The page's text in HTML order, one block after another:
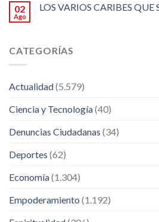
02
Ago
LOS VARIOS CARIBES QUE
CATEGORÍAS
Actualidad(5.579)
Ciencia y Tecnología(40)
Denuncias Ciudadanas (34)
Deportes (62)
Economía(1.304)
Empoderamiento (1.192)